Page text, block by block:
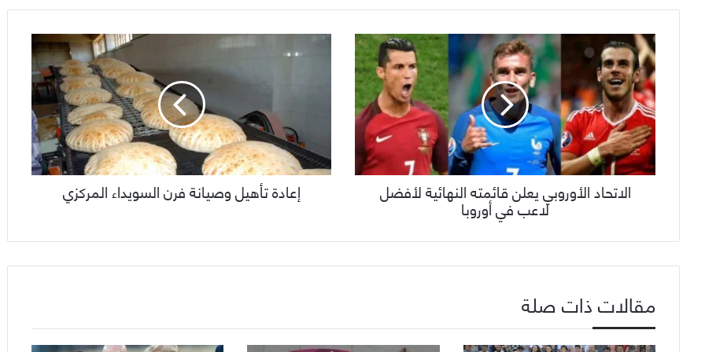
الاتحاد الأوروبي يعلن قائمته النهائية لأفضل
لاعب في أوروبا
إعادة تأهيل وصيانة فرن السويداء المركزي
مقالات ذات صلة